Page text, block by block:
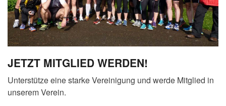
JETZT MITGLIED WERDEN!
Unterstütze eine starke Vereinigung und werde Mitglied in
unserem Verein.